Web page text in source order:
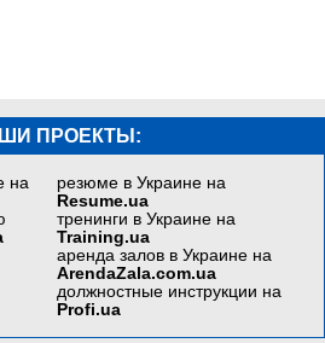
ПРОЕКТЫ:
на
резюме в Украине на
Resume.ua
тренинги в Украине на
Training.ua
аренда залов в Украине на
ArendaZala.com.ua
должностные инструкции на
Profi.ua